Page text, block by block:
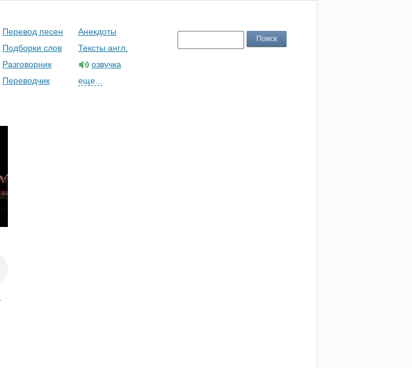
Перевод песен
Подборки слов
Разговорник
Переводчик
Анекдоты
Тексты англ.
озвучка
еще...